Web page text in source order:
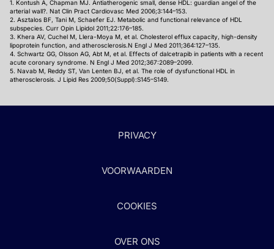
1. Kontush A, Chapman MJ. Antiatherogenic small, dense HDL: guardian angel of the
arterial wall?. Nat Clin Pract Cardiovasc Med 2006;3:144–153.
2. Asztalos BF, Tani M, Schaefer EJ. Metabolic and functional relevance of HDL
subspecies. Curr Opin Lipidol 2011;22:176–185.
3. Khera AV, Cuchel M, Llera-Moya M, et al. Cholesterol efflux capacity, high-density
lipoprotein function, and atherosclerosis.N Engl J Med 2011;364:127–135.
4. Schwartz GG, Olsson AG, Abt M, et al. Effects of dalcetrapib in patients with a recent
acute coronary syndrome. N Engl J Med 2012;367:2089–2099.
5. Navab M, Reddy ST, Van Lenten BJ, et al. The role of dysfunctional HDL in
atherosclerosis. J Lipid Res 2009;50(Suppl):S145–S149.
PRIVACY
VOORWAARDEN
COOKIES
OVER ONS